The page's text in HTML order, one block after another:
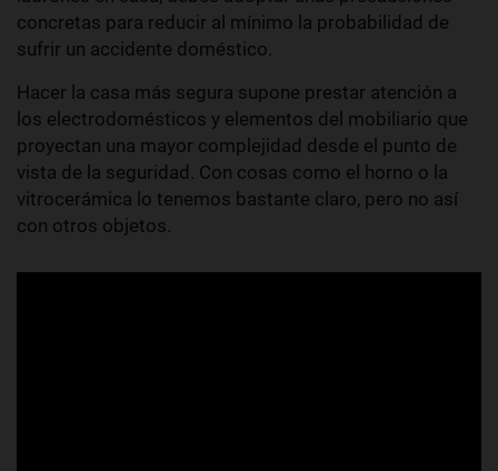
concretas para reducir al mínimo la probabilidad de
sufrir un accidente doméstico.
Hacer la casa más segura supone prestar atención a
los electrodomésticos y elementos del mobiliario que
proyectan una mayor complejidad desde el punto de
vista de la seguridad. Con cosas como el horno o la
vitrocerámica lo tenemos bastante claro, pero no así
con otros objetos.